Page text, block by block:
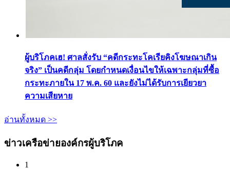
ผู้บริโภคเฮ! ศาลสั่งรับ “คดีกระทะโคเรียคิงโฆษณาเกิน
จริง” เป็นคดีกลุ่ม โดยกำหนดเงื่อนไขให้เฉพาะกลุ่มที่ซื้อ
กระทะภายใน 17 พ.ค. 60 และยังไม่ได้รับการเยียวยา
ความเสียหาย
อ่านทั้งหมด >>
ข่าวเครือข่ายองค์กรผู้บริโภค
1